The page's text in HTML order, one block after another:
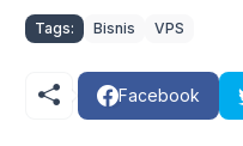
Tags: Bisnis VPS
Facebook